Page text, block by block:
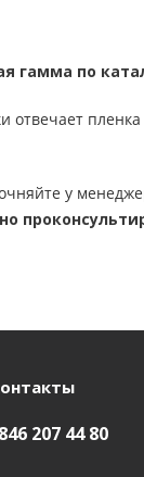
гамма по
отвечает
у
207 44 80